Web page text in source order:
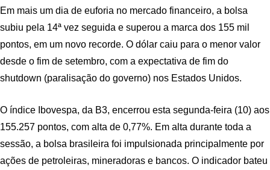
Em mais um dia de euforia no mercado financeiro, a bolsa
subiu pela 14ª vez seguida e superou a marca dos 155 mil
pontos, em um novo recorde. O dólar caiu para o menor valor
desde o fim de setembro, com a expectativa de fim do
shutdown (paralisação do governo) nos Estados Unidos.
O índice Ibovespa, da B3, encerrou esta segunda-feira (10) aos
155.257 pontos, com alta de 0,77%. Em alta durante toda a
sessão, a bolsa brasileira foi impulsionada principalmente por
ações de petroleiras, mineradoras e bancos. O indicador bateu